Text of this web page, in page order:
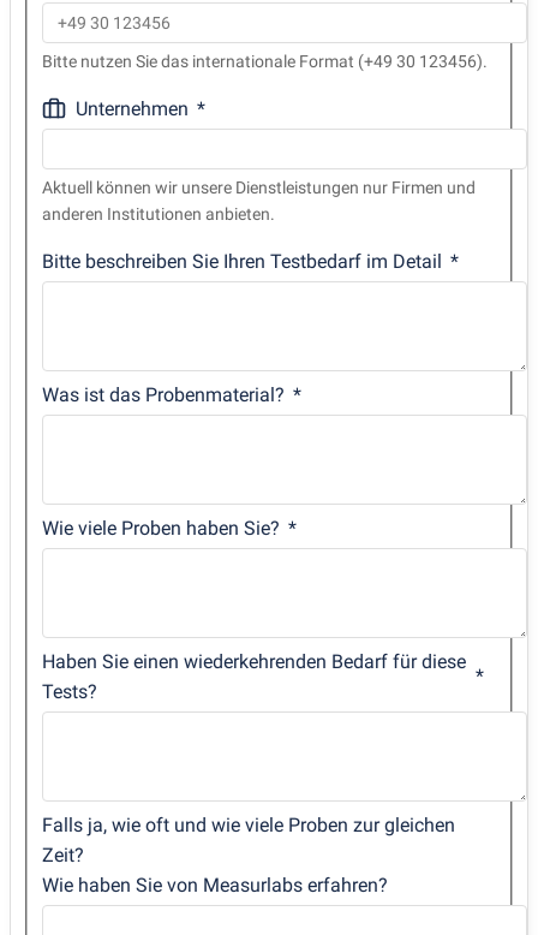
Bitte nutzen Sie das internationale Format (+49 30 123456).
Unternehmen
Aktuell können wir unsere Dienstleistungen nur Firmen und
anderen Institutionen anbieten.
Bitte beschreiben Sie Ihren Testbedarf im Detail
Was ist das Probenmaterial?
Wie viele Proben haben Sie?
Haben Sie einen wiederkehrenden Bedarf für diese
Tests?
Falls ja, wie oft und wie viele Proben zur gleichen
Zeit?
Wie haben Sie von Measurlabs erfahren?